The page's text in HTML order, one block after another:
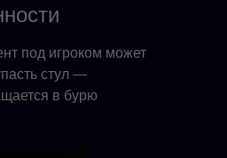
под игроком может
стул —
в бурю